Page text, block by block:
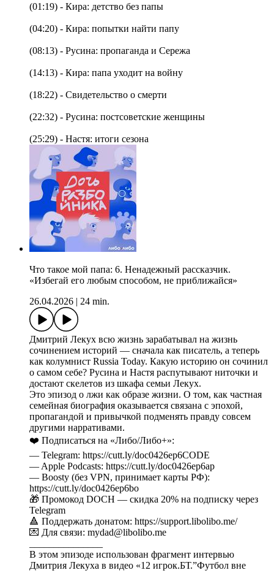
(01:19) - Кира: детство без папы
(04:20) - Кира: попытки найти папу
(08:13) - Русина: пропаганда и Сережа
(14:13) - Кира: папа уходит на войну
(18:22) - Свидетельство о смерти
(22:32) - Русина: постсоветские женщины
(25:29) - Настя: итоги сезона
Что такое мой папа: 6. Ненадежный рассказчик.
«Избегай его любым способом, не приближайся»
26.04.2026 | 24 min.
Дмитрий Лекух всю жизнь зарабатывал на жизнь
сочинением историй — сначала как писатель, а теперь
как колумнист Russia Today. Какую историю он сочинил
о самом себе? Русина и Настя распутывают ниточки и
достают скелетов из шкафа семьи Лекух.
Это эпизод о лжи как образе жизни. О том, как частная
семейная биография оказывается связана с эпохой,
пропагандой и привычкой подменять правду совсем
другими нарративами.
❤️ Подписаться на «Либо/Либо+»:
— Telegram: https://cutt.ly/doc0426ep6CODE
— Apple Podcasts: https://cutt.ly/doc0426ep6ap
— Boosty (без VPN, принимает карты РФ):
https://cutt.ly/doc0426ep6bo
🎁 Промокод DOCH — скидка 20% на подписку через
Telegram
🔺 Поддержать донатом: https://support.libolibo.me/
💌 Для связи: mydad@libolibo.me
В этом эпизоде использован фрагмент интервью
Дмитрия Лекуха в видео «12 игрок.БТ.”Футбол вне